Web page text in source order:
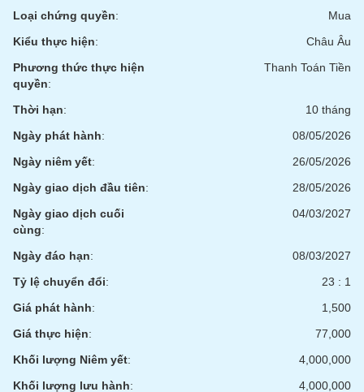
Loại chứng quyền:
Mua
Kiểu thực hiện:
Châu Âu
Phương thức thực hiện
quyền:
Thanh Toán Tiền
Thời hạn:
10 tháng
Ngày phát hành:
08/05/2026
Ngày niêm yết:
26/05/2026
Ngày giao dịch đầu tiên:
28/05/2026
Ngày giao dịch cuối
cùng:
04/03/2027
Ngày đáo hạn:
08/03/2027
Tỷ lệ chuyển đổi:
23 : 1
Giá phát hành:
1,500
Giá thực hiện:
77,000
Khối lượng Niêm yết:
4,000,000
Khối lượng lưu hành: 4,000,000
Báo
cáo
phân
tích
(-)
Thuật
(-)
Dịch
(-)
tạo
Sách